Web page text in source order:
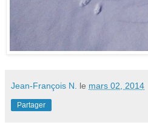
Jean-François N. le mars 02, 2014
Partager